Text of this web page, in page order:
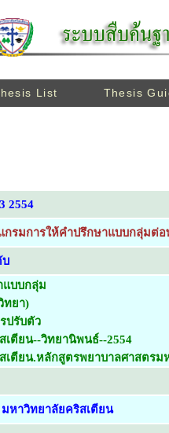
List Thesis
2554
กรมการให้คำปรึกษาแบบกลุ่มต่
บ
แบบกลุ่ม
ทยา)
ปรับตัว
เตียน--วิทยานิพนธ์--2554
เตียน.หลักสูตรพยาบาลศาสตร
หาวิทยาลัยคริสเตียน